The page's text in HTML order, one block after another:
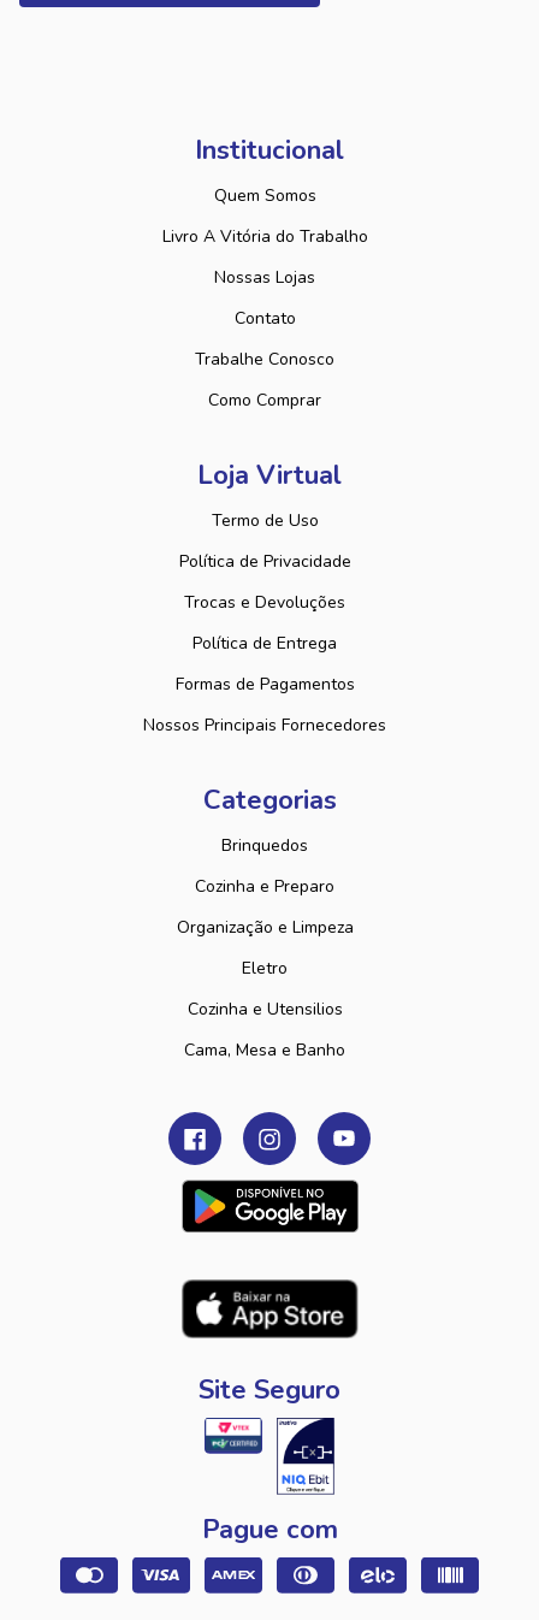
Institucional
Quem Somos
Livro A Vitória do Trabalho
Nossas Lojas
Contato
Trabalhe Conosco
Como Comprar
Loja Virtual
Termo de Uso
Política de Privacidade
Trocas e Devoluções
Política de Entrega
Formas de Pagamentos
Nossos Principais Fornecedores
Categorias
Brinquedos
Cozinha e Preparo
Organização e Limpeza
Eletro
Cozinha e Utensilios
Cama, Mesa e Banho
Site Seguro
Pague com